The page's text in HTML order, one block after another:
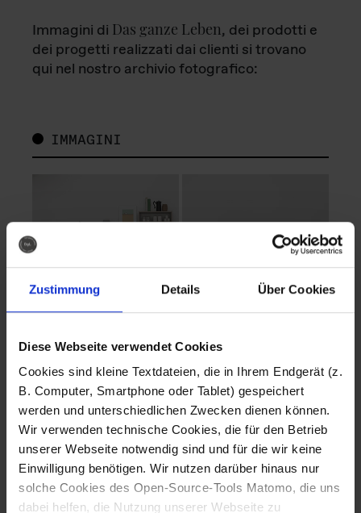
Zustimmung Details Über Cookies
Diese Webseite verwendet Cookies
Cookies sind kleine Textdateien, die in Ihrem Endgerät (z.
B. Computer, Smartphone oder Tablet) gespeichert
werden und unterschiedlichen Zwecken dienen können.
Wir verwenden technische Cookies, die für den Betrieb
unserer Webseite notwendig sind und für die wir keine
Einwilligung benötigen. Wir nutzen darüber hinaus nur
solche Cookies des Open-Source-Tools Matomo, die uns
dabei helfen, die Nutzung unserer Webseite zu
Immagini di Das ganze Leben, dei prodotti e
dei progetti realizzati dai clienti si trovano
qui nel nostro archivio fotografico:
IMMAGINI
Fotografo: Lorenz
Sternbach
Download
Fotografo: Lorenz
Sternbach
Download